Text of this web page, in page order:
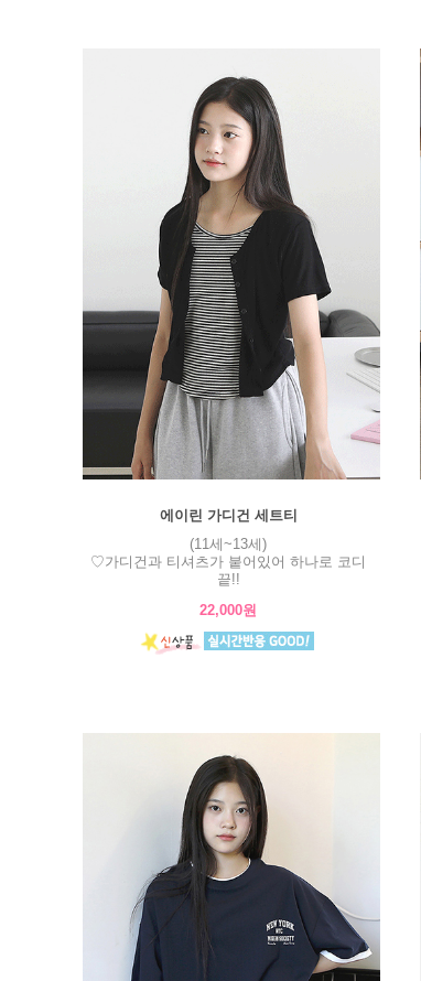
에이린 가디건 세트티
(11세~13세)
♡가디건과 티셔츠가 붙어있어 하나로 코디
끝!!
22,000원